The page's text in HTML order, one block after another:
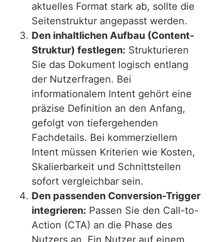
aktuelles Format stark ab, sollte die
Seitenstruktur angepasst werden.
Den inhaltlichen Aufbau (Content-
Struktur) festlegen: Strukturieren
Sie das Dokument logisch entlang
der Nutzerfragen. Bei
informationalem Intent gehört eine
präzise Definition an den Anfang,
gefolgt von tiefergehenden
Fachdetails. Bei kommerziellem
Intent müssen Kriterien wie Kosten,
Skalierbarkeit und Schnittstellen
sofort vergleichbar sein.
Den passenden Conversion-Trigger
integrieren: Passen Sie den Call-to-
Action (CTA) an die Phase des